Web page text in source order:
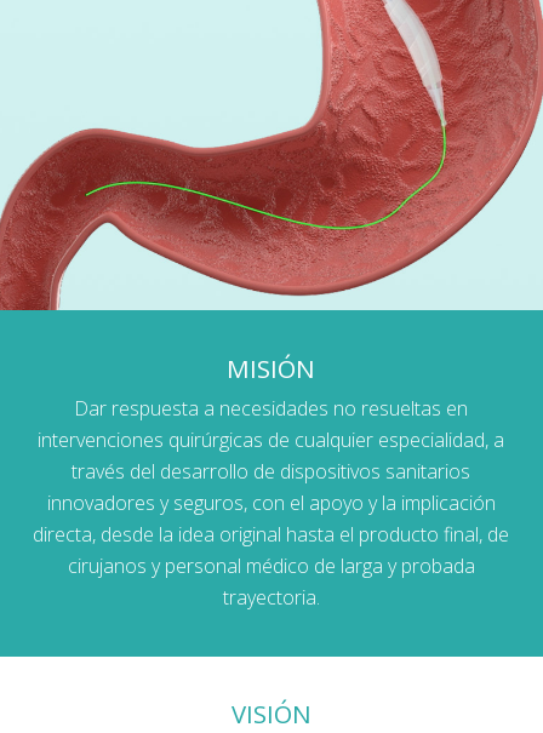
MISIÓN
Dar respuesta a necesidades no resueltas en
intervenciones quirúrgicas de cualquier especialidad, a
través del desarrollo de dispositivos sanitarios
innovadores y seguros, con el apoyo y la implicación
directa, desde la idea original hasta el producto final, de
cirujanos y personal médico de larga y probada
trayectoria.
VISIÓN